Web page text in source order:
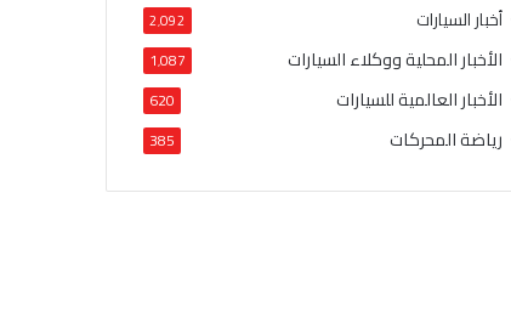
أخبار السيارات 2٬092
الأخبار المحلية ووكلاء السيارات 1٬087
الأخبار العالمية للسيارات 620
رياضة المحركات 385